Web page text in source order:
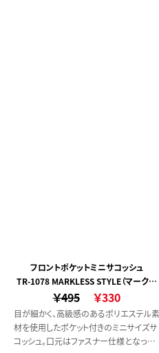
フロントポケットミニサコッシュ
TR-1078 MARKLESS STYLE（マークレ
ススタイル）
￥495 ￥330
目が細かく、高級感のあるポリエステル素
材を使用したポケット付きのミニサイズサ
コッシュ。口元はファスナー仕様となって